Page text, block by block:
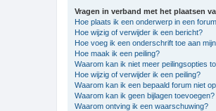
Vragen in verband met het plaatsen
Hoe plaats ik een onderwerp in een
Hoe wijzig of verwijder ik een bericht?
Hoe voeg ik een onderschrift toe aan
Hoe maak ik een peiling?
Waarom kan ik niet meer peilingsopties
Hoe wijzig of verwijder ik een peiling?
Waarom kan ik een bepaald forum niet
Waarom kan ik geen bijlagen toevoegen?
Waarom ontving ik een waarschuwing?